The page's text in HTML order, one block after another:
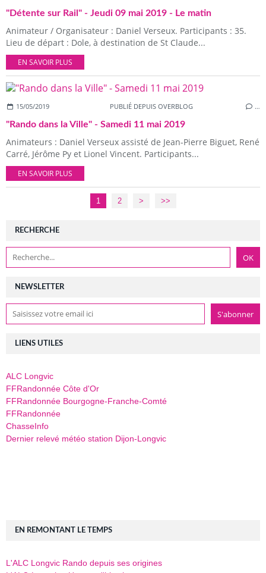
"Détente sur Rail" - Jeudi 09 mai 2019 - Le matin
Animateur / Organisateur : Daniel Verseux. Participants : 35.
Lieu de départ : Dole, à destination de St Claude...
EN SAVOIR PLUS
15/05/2019 PUBLIÉ DEPUIS OVERBLOG …
"Rando dans la Ville" - Samedi 11 mai 2019
Animateurs : Daniel Verseux assisté de Jean-Pierre Biguet, René
Carré, Jérôme Py et Lionel Vincent. Participants...
EN SAVOIR PLUS
1 2 > >>
NEWSLETTER
RECHERCHE
LIENS UTILES
ALC Longvic
FFRandonnée Côte d'Or
FFRandonnée Bourgogne-Franche-Comté
FFRandonnée
ChasseInfo
Dernier relevé météo station Dijon-Longvic
EN REMONTANT LE TEMPS
L'ALC Longvic Rando depuis ses origines